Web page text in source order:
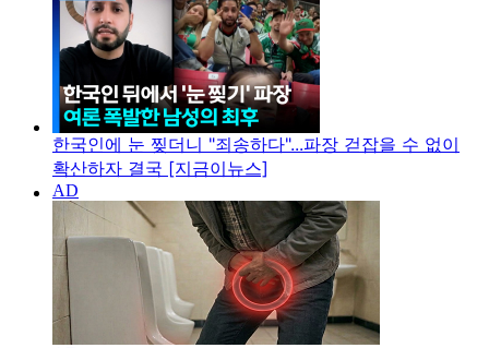
한국인에 눈 찢더니 "죄송하다"...파장 걷잡을 수 없이
확산하자 결국 [지금이뉴스]